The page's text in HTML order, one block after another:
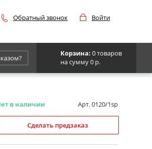
Обратный звонок Войти
Корзина: 0 товаров
на сумму 0 р.
в наличии Арт. 0120/1sp
Сделать предзаказ